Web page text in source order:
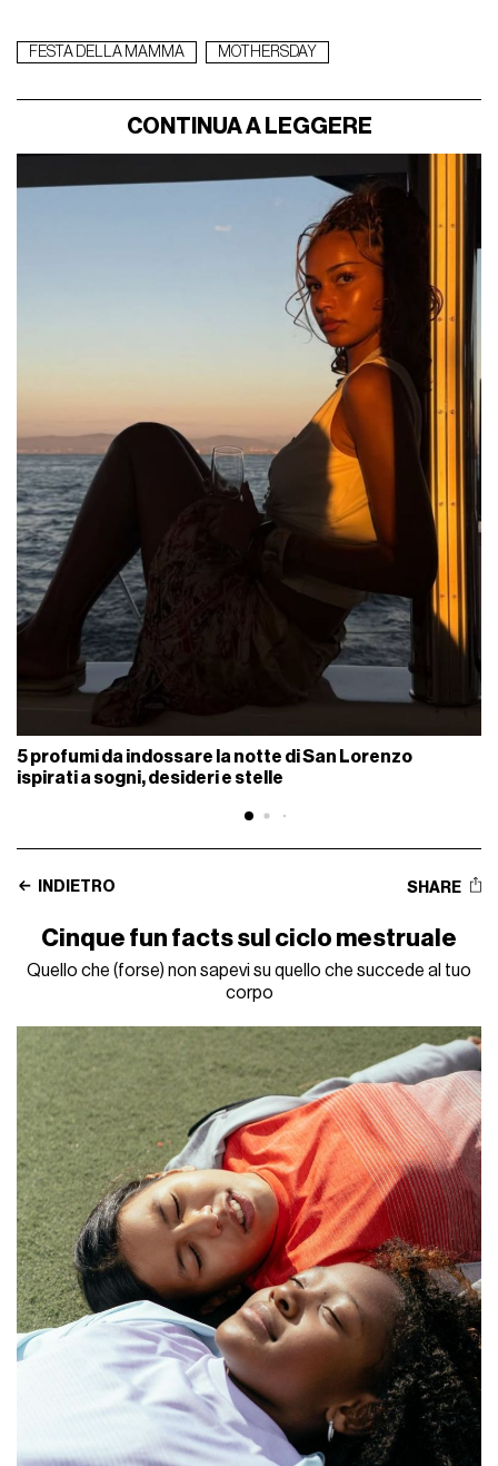
FESTA DELLA MAMMA MOTHERSDAY
CONTINUA A LEGGERE
5 profumi da indossare la notte di San Lorenzo
ispirati a sogni, desideri e stelle
INDIETRO SHARE
Cinque fun facts sul ciclo mestruale
Quello che (forse) non sapevi su quello che succede al tuo
corpo